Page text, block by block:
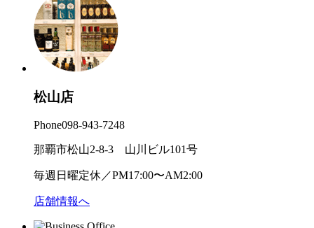
松山店
Phone098-943-7248
那覇市松山2-8-3 山川ビル101号
毎週日曜定休／PM17:00〜AM2:00
店舗情報へ